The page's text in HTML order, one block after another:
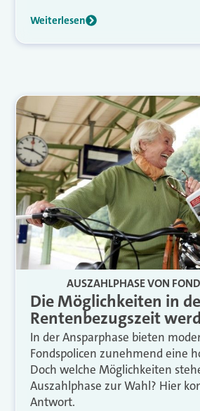
Weiterlesen
AUSZAHLPHASE VON
Die Möglichkeiten in
Rentenbezugszeit
In der Ansparphase bieten
Fondspolicen zunehmend eine
Doch welche Möglichkeiten
Auszahlphase zur Wahl? Hier
Antwort.